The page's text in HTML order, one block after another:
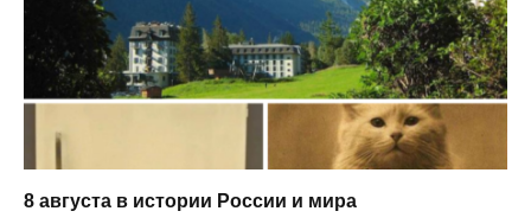
8 августа в истории России и мира